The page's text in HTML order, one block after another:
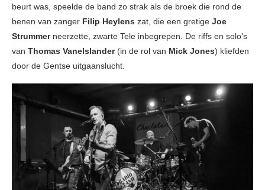
beurt was, speelde de band zo strak als de broek die rond de
benen van zanger Filip Heylens zat, die een gretige Joe
Strummerneerzette, zwarte Tele inbegrepen. De riffs en solo’s
van Thomas Vanelslander(in de rol van Mick Jones) kliefden
door de Gentse uitgaanslucht.